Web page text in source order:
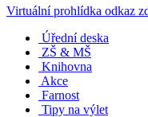
Virtuální prohlídka odkaz
Úřední deska
ZŠ & MŠ
Knihovna
Akce
Farnost
Tipy na výlet